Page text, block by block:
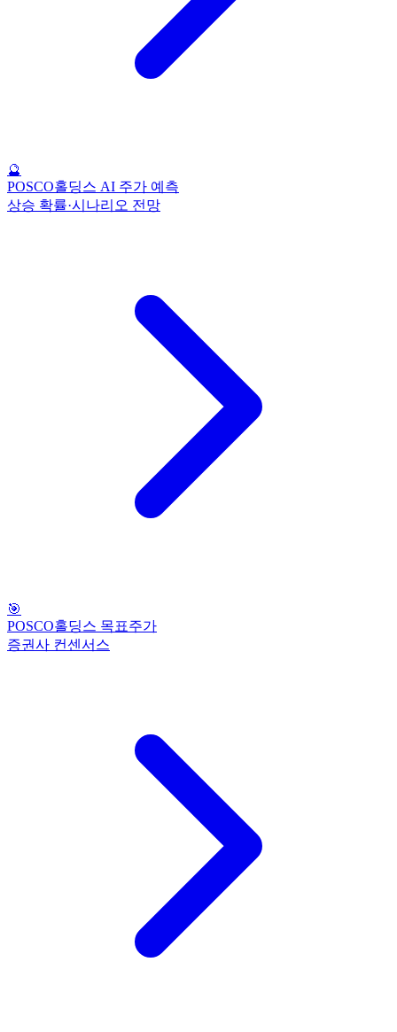
🔮
POSCO홀딩스 AI 주가 예측
상승 확률·시나리오 전망
🎯
POSCO홀딩스 목표주가
증권사 컨센서스